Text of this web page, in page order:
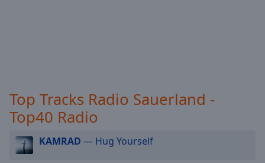
Beginning
dialog
window.
Top Tracks Radio Sauerland -
Top40 Radio
KAMRAD — Hug Yourself